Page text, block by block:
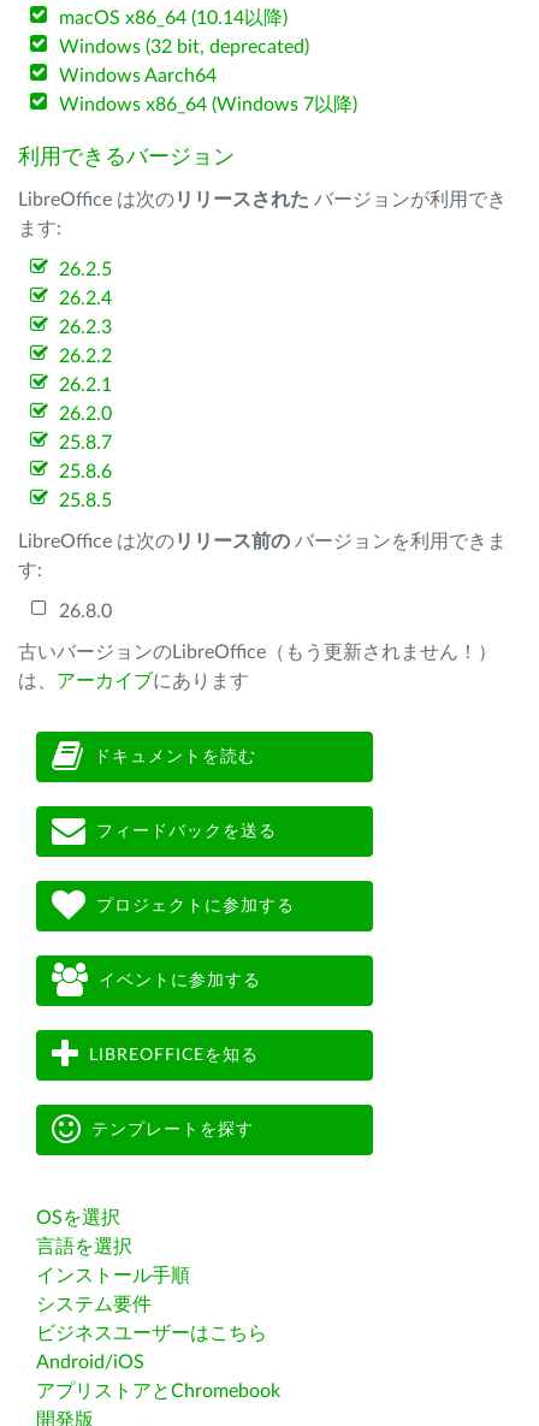
macOS x86_64 (10.14以降)
Windows (32 bit, deprecated)
Windows Aarch64
Windows x86_64 (Windows 7以降)
利用できるバージョン
LibreOffice は次のリリースされた バージョンが利用でき
ます:
26.2.5
26.2.4
26.2.3
26.2.2
26.2.1
26.2.0
25.8.7
25.8.6
25.8.5
LibreOffice は次のリリース前の バージョンを利用できま
す:
26.8.0
古いバージョンのLibreOffice（もう更新されません！）
は、 アーカイブにあります
ドキュメントを読む
フィードバックを送る
プロジェクトに参加する
イベントに参加する
LIBREOFFICEを知る
テンプレートを探す
OSを選択
言語を選択
インストール手順
システム要件
ビジネスユーザーはこちら
Android/iOS
アプリストアとChromebook
開発版